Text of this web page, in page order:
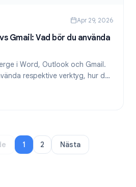
Apr 29, 2026
Gmail: Vad bör du använda
i Word, Outlook och Gmail.
respektive verktyg, hur de
Gmail: Vad bör du använda 2026?
1 2 Nästa